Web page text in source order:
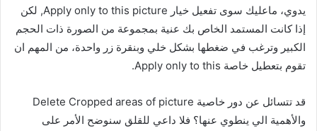
يدوي، ماعليك سوى تفعيل خيار Apply only to this picture, لكن
إذا كانت المستمد الخاص بك عنية بمجموعة من الصورة ذات الحجم
الكبير وترغب في ضغطها بشكل خلي وبنقرة زر واحدة، من المهم ان
تقوم بتعطيل خاصة Apply only to this.
قد تتسائل عن دور خاصية Delete Cropped areas of picture
والأهمية الي ينطوي عنها؟ فلا داعي للقلق سنوضح الأمر على